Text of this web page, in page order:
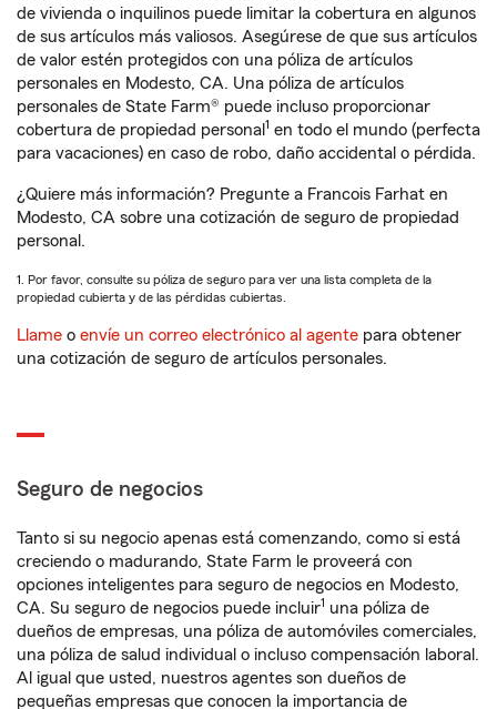
de vivienda o inquilinos puede limitar la cobertura en algunos
de sus artículos más valiosos. Asegúrese de que sus artículos
de valor estén protegidos con una póliza de artículos
personales en Modesto, CA. Una póliza de artículos
personales de State Farm® puede incluso proporcionar
cobertura de propiedad personal 1 en todo el mundo (perfecta
para vacaciones) en caso de robo, daño accidental o pérdida.
¿Quiere más información? Pregunte a Francois Farhat en
Modesto, CA sobre una cotización de seguro de propiedad
personal.
1. Por favor, consulte su póliza de seguro para ver una lista completa de la
propiedad cubierta y de las pérdidas cubiertas.
Llame o envíe un correo electrónico al agente para obtener
una cotización de seguro de artículos personales.
Seguro de negocios
Tanto si su negocio apenas está comenzando, como si está
creciendo o madurando, State Farm le proveerá con
opciones inteligentes para seguro de negocios en Modesto,
CA. Su seguro de negocios puede incluir1 una póliza de
dueños de empresas, una póliza de automóviles comerciales,
una póliza de salud individual o incluso compensación laboral.
Al igual que usted, nuestros agentes son dueños de
pequeñas empresas que conocen la importancia de